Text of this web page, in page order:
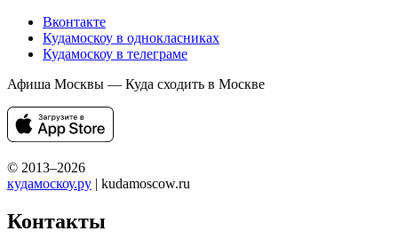
Вконтакте
Кудамоскоу в однокласниках
Кудамоскоу в телеграме
Афиша Москвы — Куда сходить в Москве
© 2013–2026
кудамоскоу.ру | kudamoscow.ru
Контакты